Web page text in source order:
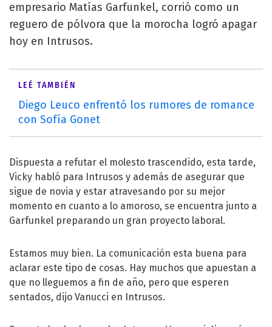
empresario Matías Garfunkel, corrió como un
reguero de pólvora que la morocha logró apagar
hoy en Intrusos.
LEÉ TAMBIÉN
Diego Leuco enfrentó los rumores de romance
con Sofía Gonet
Dispuesta a refutar el molesto trascendido, esta tarde,
Vicky habló para Intrusos y además de asegurar que
sigue de novia y estar atravesando por su mejor
momento en cuanto a lo amoroso, se encuentra junto a
Garfunkel preparando un gran proyecto laboral.
Estamos muy bien. La comunicación esta buena para
aclarar este tipo de cosas. Hay muchos que apuestan a
que no lleguemos a fin de año, pero que esperen
sentados, dijo Vanucci en Intrusos.